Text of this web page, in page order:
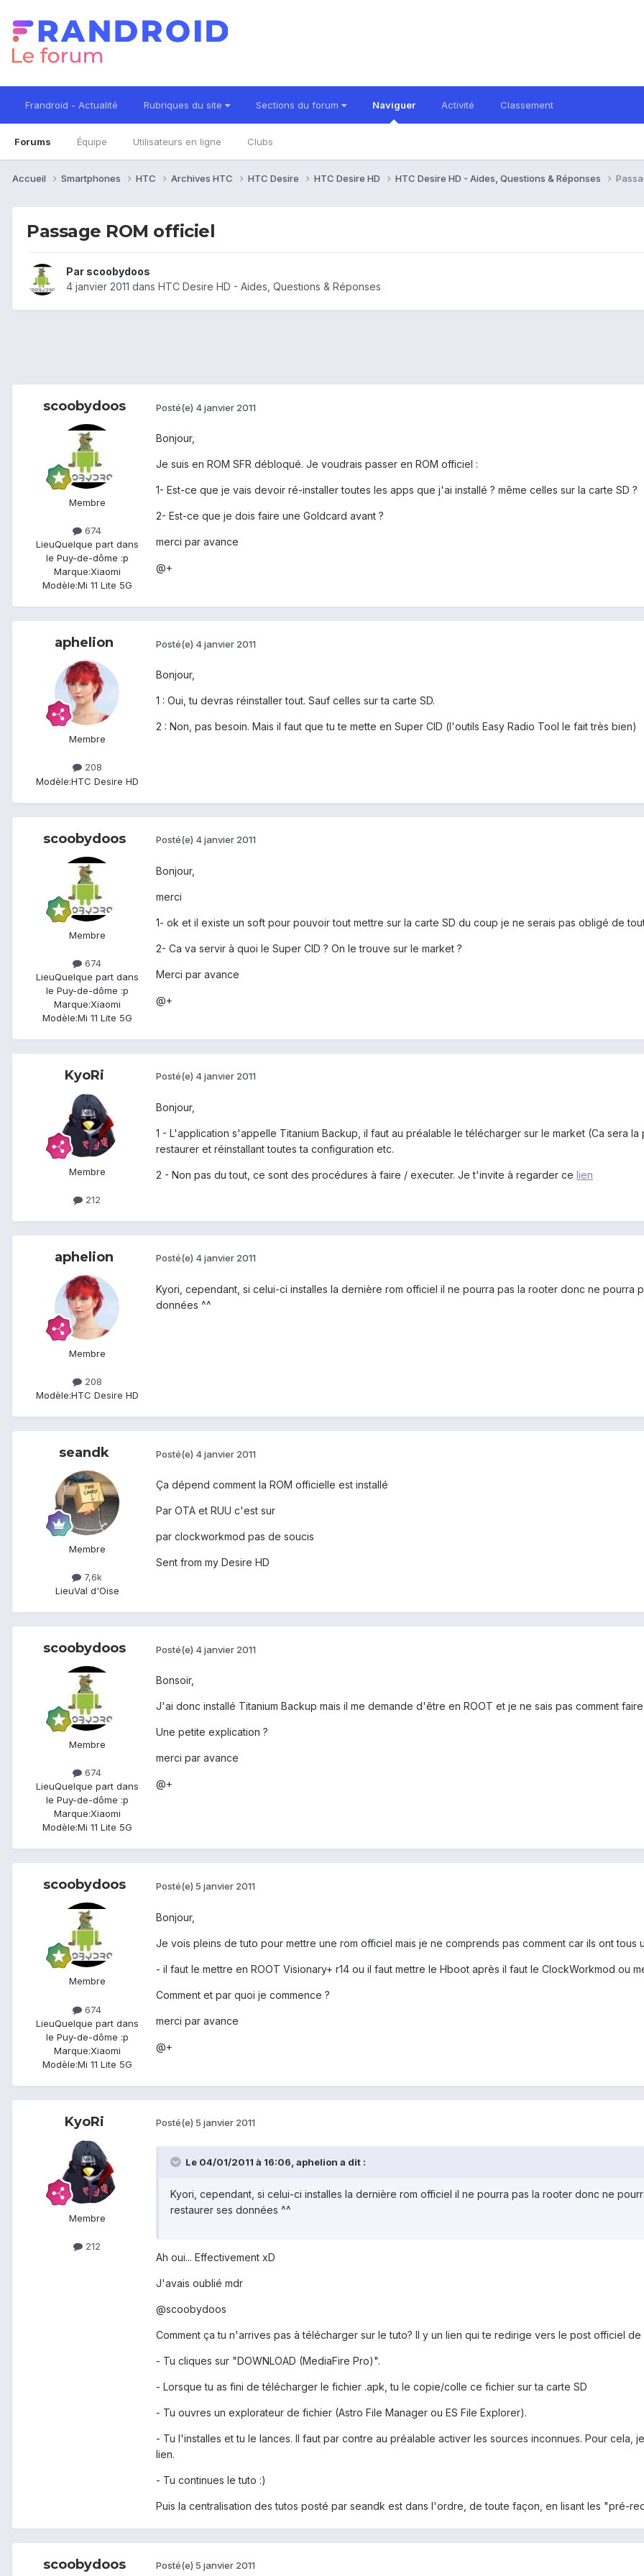
Frandroid - Actualité Rubriques du site Sections du forum Naviguer
Forums Équipe Utilisateurs en ligne Clubs
Activité Classement
Accueil Smartphones HTC Archives HTC HTC Desire HTC Desire HD HTC Desire HD - Aides, Questions & Réponses
Passage ROM officiel
Par scoobydoos
4 janvier 2011 dans HTC Desire HD - Aides, Questions & Réponses
scoobydoos
Membre
674
LieuQuelque part dans
le Puy-de-dôme :p
Marque:Xiaomi
Modèle:Mi 11 Lite 5G
Posté(e) 4 janvier 2011
Bonjour,
Je suis en ROM SFR débloqué. Je voudrais passer en ROM officiel :
1- Est-ce que je vais devoir ré-installer toutes les apps que j'ai installé ? même celles sur la carte SD ?
2- Est-ce que je dois faire une Goldcard avant ?
merci par avance
@+
aphelion
Membre
208
Modèle:HTC Desire HD
Posté(e) 4 janvier 2011
Bonjour,
1 : Oui, tu devras réinstaller tout. Sauf celles sur ta carte SD.
2 : Non, pas besoin. Mais il faut que tu te mette en Super CID (l'outils Easy Radio Tool le fait très bien)
scoobydoos
Membre
674
LieuQuelque part dans
le Puy-de-dôme :p
Marque:Xiaomi
Modèle:Mi 11 Lite 5G
Posté(e) 4 janvier 2011
Bonjour,
merci
1- ok et il existe un soft pour pouvoir tout mettre sur la carte SD du coup je ne serais pas obligé de
2- Ca va servir à quoi le Super CID ? On le trouve sur le market ?
Merci par avance
@+
KyoRi
Membre
212
Posté(e) 4 janvier 2011
Bonjour,
1 - L'application s'appelle Titanium Backup, il faut au préalable le télécharger sur le market (Ca sera
restaurer et réinstallant toutes ta configuration etc.
2 - Non pas du tout, ce sont des procédures à faire / executer. Je t'invite à regarder ce lien
aphelion
Membre
208
Modèle:HTC Desire HD
Posté(e) 4 janvier 2011
Kyori, cependant, si celui-ci installes la dernière rom officiel il ne pourra pas la rooter donc ne pourra
données ^^
seandk
Membre
7,6k
LieuVal d'Oise
Posté(e) 4 janvier 2011
Ça dépend comment la ROM officielle est installé
Par OTA et RUU c'est sur
par clockworkmod pas de soucis
Sent from my Desire HD
scoobydoos
Membre
674
LieuQuelque part dans
le Puy-de-dôme :p
Marque:Xiaomi
Modèle:Mi 11 Lite 5G
Posté(e) 4 janvier 2011
Bonsoir,
J'ai donc installé Titanium Backup mais il me demande d'être en ROOT et je ne sais pas comment
Une petite explication ?
merci par avance
@+
scoobydoos
Membre
674
LieuQuelque part dans
le Puy-de-dôme :p
Marque:Xiaomi
Modèle:Mi 11 Lite 5G
Posté(e) 5 janvier 2011
Bonjour,
Je vois pleins de tuto pour mettre une rom officiel mais je ne comprends pas comment car ils ont tous
- il faut le mettre en ROOT Visionary+ r14 ou il faut mettre le Hboot après il faut le ClockWorkmod ou
Comment et par quoi je commence ?
merci par avance
@+
KyoRi
Membre
212
Posté(e) 5 janvier 2011
Le 04/01/2011 à 16:06, aphelion a dit :
Kyori, cependant, si celui-ci installes la dernière rom officiel il ne pourra pas la rooter donc ne
restaurer ses données ^^
Ah oui... Effectivement xD
J'avais oublié mdr
@scoobydoos
Comment ça tu n'arrives pas à télécharger sur le tuto? Il y un lien qui te redirige vers le post officiel de
- Tu cliques sur "DOWNLOAD (MediaFire Pro)".
- Lorsque tu as fini de télécharger le fichier .apk, tu le copie/colle ce fichier sur ta carte SD
- Tu ouvres un explorateur de fichier (Astro File Manager ou ES File Explorer).
- Tu l'installes et tu le lances. Il faut par contre au préalable activer les sources inconnues. Pour cela,
lien.
- Tu continues le tuto :)
Puis la centralisation des tutos posté par seandk est dans l'ordre, de toute façon, en lisant les "pré-
scoobydoos Posté(e) 5 janvier 2011